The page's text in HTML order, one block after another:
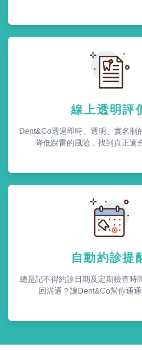
線上透明評
Dent&Co透過即時、透明、實名制
降低踩雷的風險，找到真正適
自動約診提
總是記不得約診日期及定期檢查時
回溝通？讓Dent&Co幫你通通